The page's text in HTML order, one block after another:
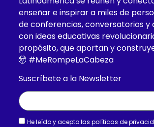
enseñar e inspirar a miles de
de conferencias, conversatorios y
con ideas educativas
propósito, que aportan y
🤯 #MeRompeLaCabeza
Suscríbete a la Newsletter
He leído y acepto las políticas de